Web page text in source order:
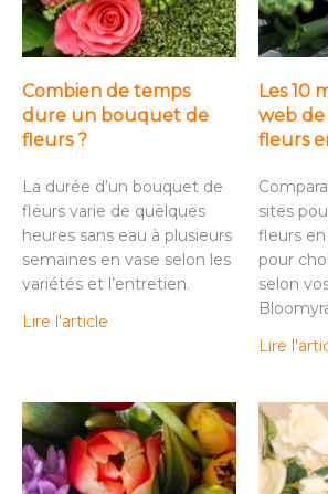
Combien de temps
dure un bouquet de
fleurs ?
La durée d’un bouquet de
fleurs varie de quelques
heures sans eau à plusieurs
semaines en vase selon les
variétés et l’entretien.
Lire l'article
Les 10
web de
fleurs
sites
fleurs
pour
selon
Lire